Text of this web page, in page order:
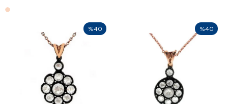
%40 %40